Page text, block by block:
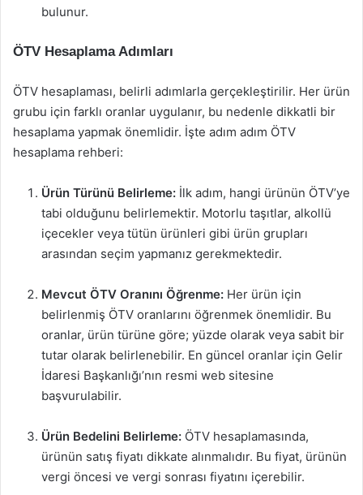
bulunur.
ÖTV Hesaplama Adımları
ÖTV hesaplaması, belirli adımlarla gerçekleştirilir. Her ürün
grubu için farklı oranlar uygulanır, bu nedenle dikkatli bir
hesaplama yapmak önemlidir. İşte adım adım ÖTV
hesaplama rehberi:
Ürün Türünü Belirleme: İlk adım, hangi ürünün ÖTV’ye
tabi olduğunu belirlemektir. Motorlu taşıtlar, alkollü
içecekler veya tütün ürünleri gibi ürün grupları
arasından seçim yapmanız gerekmektedir.
Mevcut ÖTV Oranını Öğrenme: Her ürün için
belirlenmiş ÖTV oranlarını öğrenmek önemlidir. Bu
oranlar, ürün türüne göre; yüzde olarak veya sabit bir
tutar olarak belirlenebilir. En güncel oranlar için Gelir
İdaresi Başkanlığı’nın resmi web sitesine
başvurulabilir.
Ürün Bedelini Belirleme: ÖTV hesaplamasında,
ürünün satış fiyatı dikkate alınmalıdır. Bu fiyat, ürünün
vergi öncesi ve vergi sonrası fiyatını içerebilir.